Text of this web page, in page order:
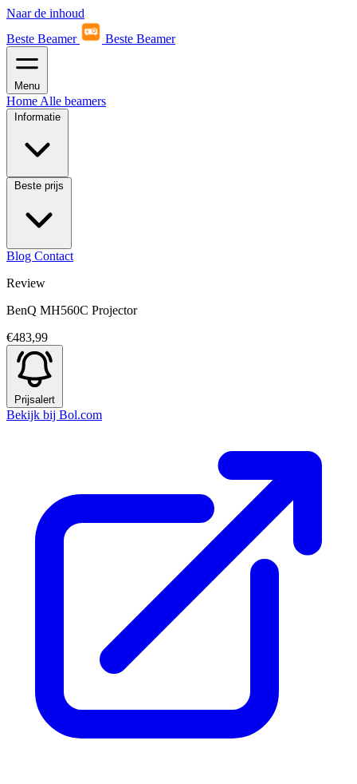
Naar de inhoud
Beste Beamer
Beste Beamer
Menu
Home Alle beamers
Informatie
Beste prijs
Blog Contact
Review
BenQ MH560C Projector
€483,99
Prijsalert
Bekijk bij Bol.com